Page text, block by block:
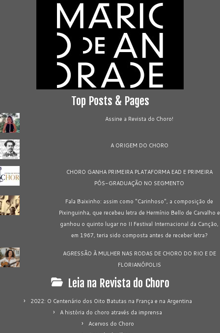
Top Posts & Pages
Assine a Revista do Choro!
A ORIGEM DO CHORO
CHORO GANHA PRIMEIRA PLATAFORMA EAD E PRIMEIRA
PÓS-GRADUAÇÃO NO SEGMENTO
Fala Baixinho: assim como "Carinhoso", a composição de
Pixinguinha, que recebeu letra de Hermínio Bello de Carvalho e
ganhou o quinto lugar no II Festival Internacional da Canção,
em 1967, teria sido composta antes de receber letra?
AGRESSÃO À MULHER NAS RODAS DE CHORO DO RIO E DE
FLORIANÓPOLIS
Leia na Revista do Choro
2022: O Centenário dos Oito Batutas na França e na Argentina
A história do choro através da imprensa
Acervos do Choro